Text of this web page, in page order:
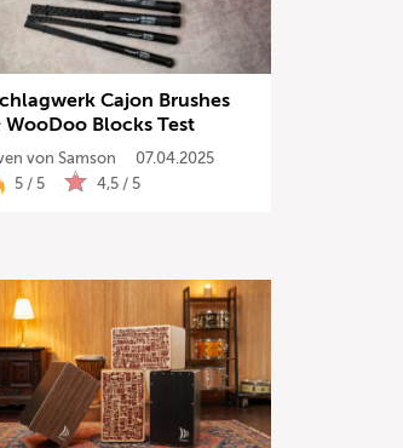
Cajon Brushes
WooDoo Blocks Test
von Samson
07.04.2025
5 / 5
4,5 / 5